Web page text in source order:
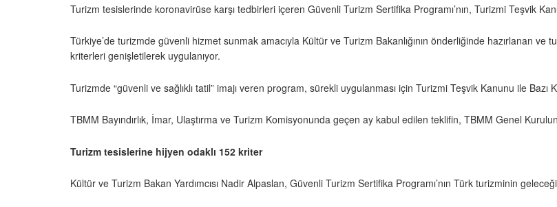
Turizm tesislerinde koronavirüse karşı tedbirleri içeren Güvenli Turizm Sertifika Programı’nın, Turizmi Teşvik
Türkiye’de turizmde güvenli hizmet sunmak amacıyla Kültür ve Turizm Bakanlığının önderliğinde hazırlanan
kriterleri genişletilerek uygulanıyor.
Turizmde “güvenli ve sağlıklı tatil” imajı veren program, sürekli uygulanması için Turizmi Teşvik Kanunu ile
TBMM Bayındırlık, İmar, Ulaştırma ve Turizm Komisyonunda geçen ay kabul edilen teklifin, TBMM Genel
Turizm tesislerine hijyen odaklı 152 kriter
Kültür ve Turizm Bakan Yardımcısı Nadir Alpaslan, Güvenli Turizm Sertifika Programı’nın Türk turizminin